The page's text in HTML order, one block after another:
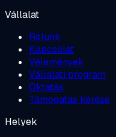
Vállalat
Rólunk
Kapcsolat
Vélemények
Vállalati program
Oktatás
Támogatás kérése
Helyek